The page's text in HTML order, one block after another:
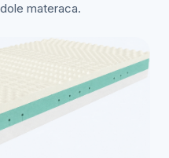
materaca.